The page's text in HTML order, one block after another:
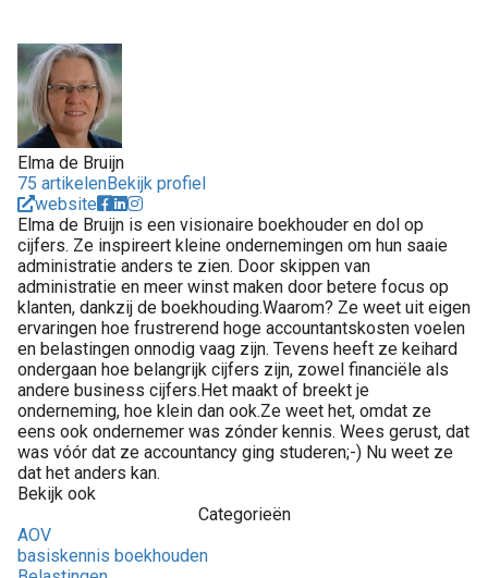
Elma de Bruijn
75 artikelenBekijk profiel
website
Elma de Bruijn is een visionaire boekhouder en dol op
cijfers. Ze inspireert kleine ondernemingen om hun saaie
administratie anders te zien. Door skippen van
administratie en meer winst maken door betere focus op
klanten, dankzij de boekhouding.Waarom? Ze weet uit eigen
ervaringen hoe frustrerend hoge accountantskosten voelen
en belastingen onnodig vaag zijn. Tevens heeft ze keihard
ondergaan hoe belangrijk cijfers zijn, zowel financiële als
andere business cijfers.Het maakt of breekt je
onderneming, hoe klein dan ook.Ze weet het, omdat ze
eens ook ondernemer was zónder kennis. Wees gerust, dat
was vóór dat ze accountancy ging studeren;-) Nu weet ze
dat het anders kan.
Bekijk ook
Categorieën
AOV
basiskennis boekhouden